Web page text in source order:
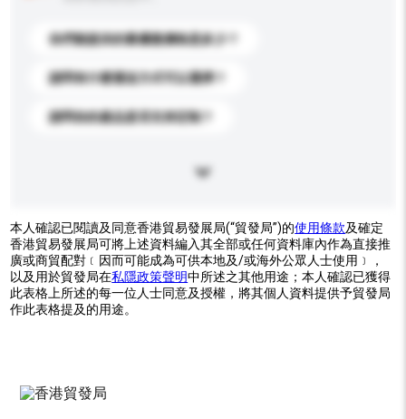
你們能提供的最優惠價格是多少？
請問有什麼運送方式可以選擇？
請問你的產品是否支持定制？
本人確認已閱讀及同意香港貿易發展局(“貿發局”)的使用條款及確定
香港貿易發展局可將上述資料編入其全部或任何資料庫內作為直接推
廣或商貿配對﹝因而可能成為可供本地及/或海外公眾人士使用﹞，
以及用於貿發局在私隱政策聲明中所述之其他用途；本人確認已獲得
此表格上所述的每一位人士同意及授權，將其個人資料提供予貿發局
作此表格提及的用途。